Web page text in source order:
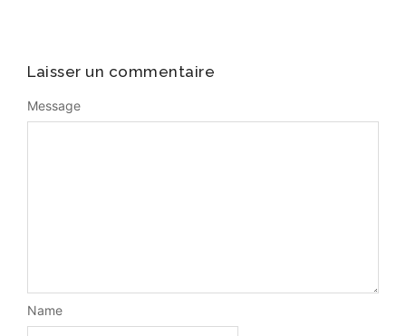
Laisser un commentaire
Message
Name